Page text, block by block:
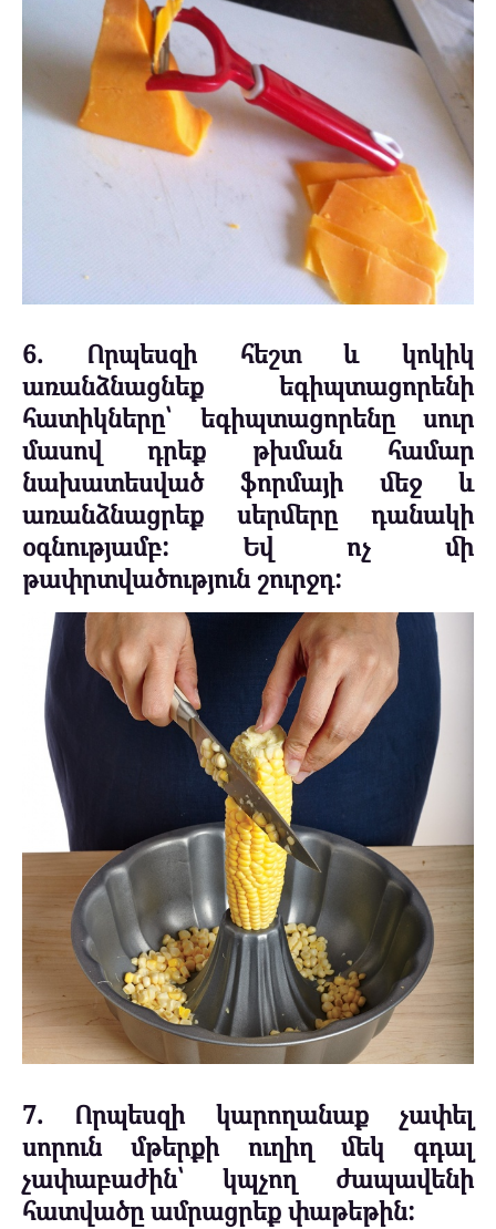
6. Որպեսզի հեշտ և կոկիկ
առանձնացնեք եգիպտացորենի
հատիկները՝ եգիպտացորենը սուր
մասով դրեք թխման համար
նախատեսված ֆորմայի մեջ և
առանձնացրեք սերմերը դանակի
օգնությամբ: Եվ ոչ մի
թափրտվածություն շուրջդ:
7. Որպեսզի կարողանաք չափել
սորուն մթերքի ուղիղ մեկ գդալ
չափաբաժին՝ կպչող ժապավենի
հատվածը ամրացրեք փաթեթին: